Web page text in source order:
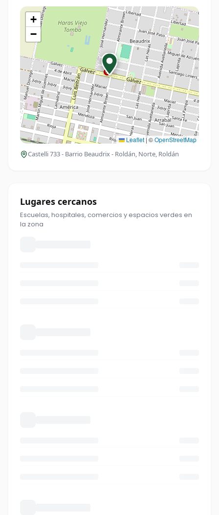
+
−
Leaflet|©OpenStreetMap
Castelli 733 - Barrio Beaudrix - Roldán, Norte, Roldán
Lugares cercanos
Escuelas, hospitales, comercios y espacios verdes en
la zona